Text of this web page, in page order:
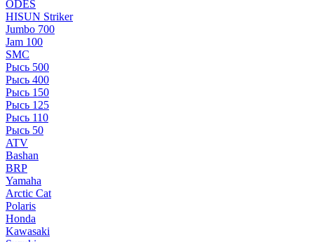
ОDЕS
HISUN Striker
Jumbo 700
Jam 100
SMC
Рысь 500
Рысь 400
Рысь 150
Рысь 125
Рысь 110
Рысь 50
ATV
Bashan
BRP
Yamaha
Arctic Cat
Polaris
Honda
Kawasaki